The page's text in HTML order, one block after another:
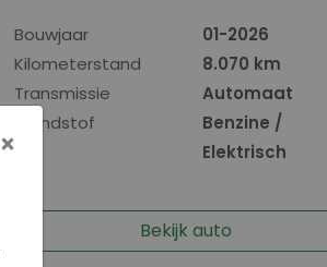
Bouwjaar
01-2026
Kilometerstand
8.070 km
Transmissie
Automaat
Brandstof
Benzine /
Elektrisch
Bekijk auto
×